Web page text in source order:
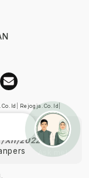
Rejogja.co.id
Pers
XII/2022
Ask me!